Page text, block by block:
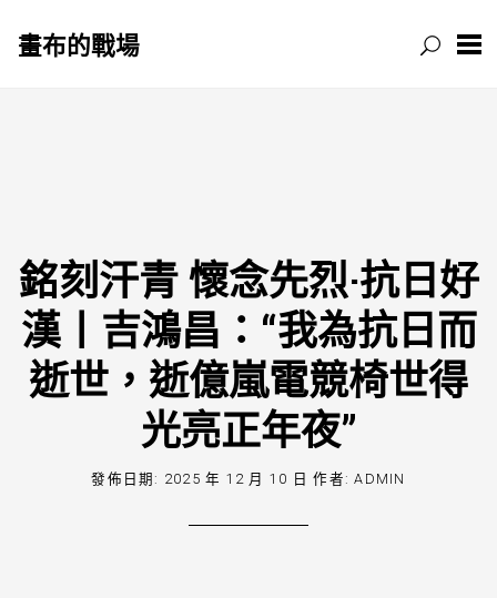
畫布的戰場
銘刻汗青 懷念先烈·抗日好
漢丨吉鴻昌：“我為抗日而
逝世，逝億嵐電競椅世得
光亮正年夜”
發佈日期: 2025 年 12 月 10 日 作者:ADMIN